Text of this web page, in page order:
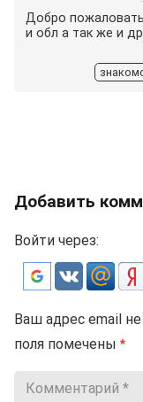
Добро
и обл а так же и
Добавить
Войти через:
Ваш адрес email
поля помечены *